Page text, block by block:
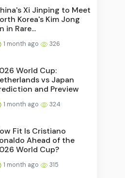
Xi Jinping to Meet
Korea's Kim Jong
in Rare...
1 month ago 326
World Cup:
vs Japan
and Preview
1 month ago 324
Fit Is Cristiano
Ahead of the
World Cup?
1 month ago 315